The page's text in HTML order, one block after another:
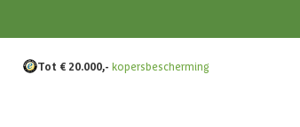
Tot € 20.000,- kopersbescherming